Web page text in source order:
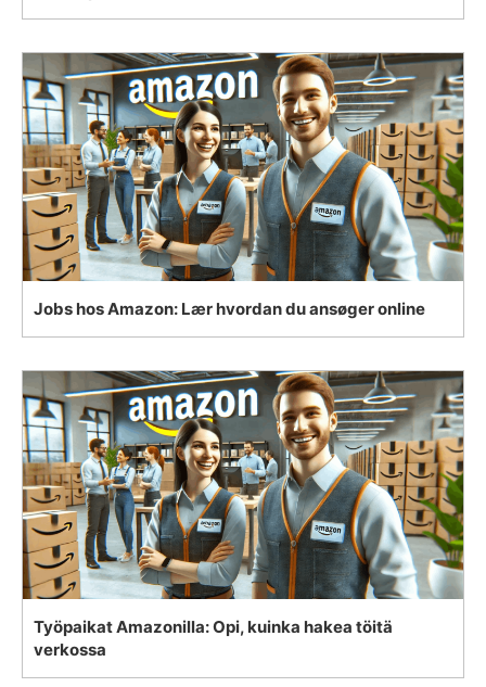
Jobs hos Amazon: Lær hvordan du ansøger online
Työpaikat Amazonilla: Opi, kuinka hakea töitä
verkossa